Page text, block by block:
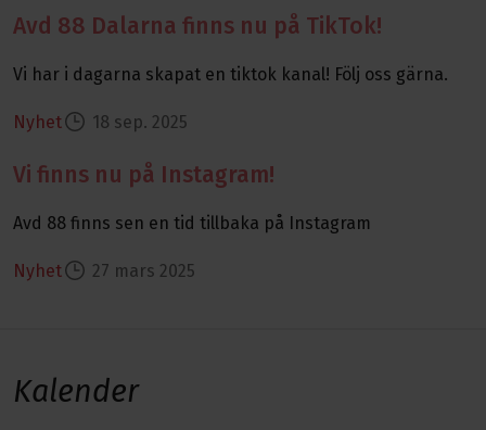
Läs mer om Avd 88 Dalarna finns nu på TikTok!
Avd 88 Dalarna finns nu på TikTok!
Vi har i dagarna skapat en tiktok kanal! Följ oss gärna.
Nyhet 18 sep. 2025
Läs mer om Vi finns nu på Instagram!
Vi finns nu på Instagram!
Avd 88 finns sen en tid tillbaka på Instagram
Nyhet 27 mars 2025
Kalender